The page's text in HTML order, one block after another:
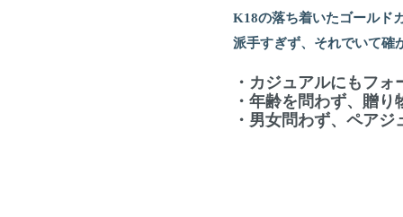
K18の落ち着いたゴールド
派手すぎず、それでいて確
・カジュアルにもフ
・年齢を問わず、贈り
・男女問わず、ペア